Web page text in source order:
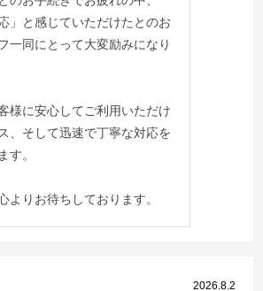
」と感じていただけたとのお
一同にとって大変励みになり
様に安心してご利用いただけ
、そして迅速で丁寧な対応を
す。
よりお待ちしております。
2026.8.2